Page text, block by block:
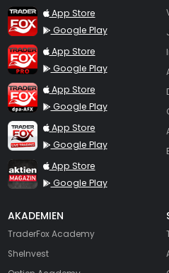
TraderFox App
App Store
Google Play
TraderFox Pro
App Store
Google Play
TraderFox dpa-AFX ProFeed
App Store
Google Play
TraderFox Live Trading
App Store
Google Play
TraderFox aktien Magazin
App Store
Google Play
AKADEMIEN
TraderFox Academy
SheInvest